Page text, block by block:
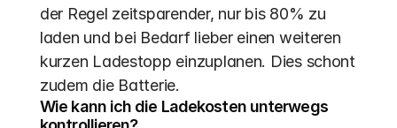
der Regel zeitsparender, nur bis 80% zu
laden und bei Bedarf lieber einen weiteren
kurzen Ladestopp einzuplanen. Dies schont
zudem die Batterie.
Wie kann ich die Ladekosten unterwegs